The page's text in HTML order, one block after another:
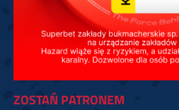
ZOSTAŃ PATRONEM